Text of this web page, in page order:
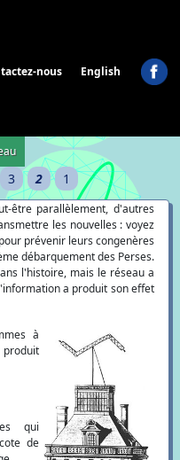
nous English
3 2 1
être parallèlement, d'autres
les nouvelles : voyez
prévenir leurs congenères
débarquement des Perses.
l'histoire, mais le réseau a
a produit son effet
à
qui
de